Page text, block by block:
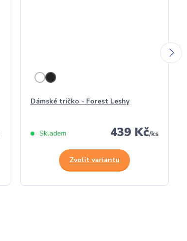
Dámské tričko - Forest Leshy
439 Kč/ks
Skladem
Zvolit variantu